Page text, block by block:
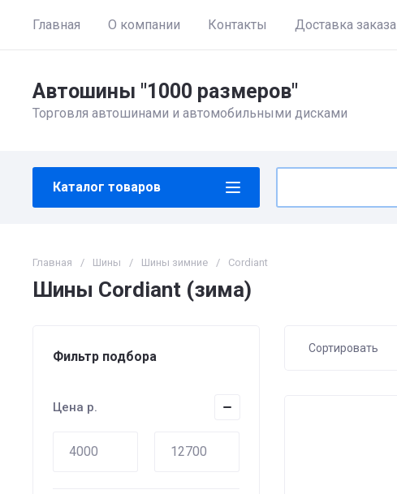
Главная О компании Контакты Доставка заказа
Автошины "1000 размеров"
Торговля автошинами и автомобильными дисками
Каталог товаров
Главная / Шины / Шины зимние / Cordiant
Шины Cordiant (зима)
Фильтр подбора
Цена р.
Сортировать